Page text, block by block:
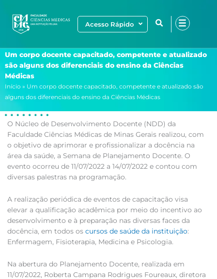
para
Acesso Rápido
Um corpo docente capacitado, competente e atualizado
são alguns dos diferenciais do ensino da Ciências
Médicas
Início » Um corpo docente capacitado, competente e atualizado são
alguns dos diferenciais do ensino da Ciências Médicas
O Núcleo de Desenvolvimento Docente (NDD) da
Faculdade Ciências Médicas de Minas Gerais realizou, com
o objetivo de aprimorar e profissionalizar a docência na
área da saúde, a Semana de Planejamento Docente. O
evento ocorreu de 11/07/2022 a 14/07/2022 e contou com
diversas palestras na programação.
A realização periódica de eventos de capacitação visa
elevar a qualificação acadêmica por meio do incentivo ao
desenvolvimento e à preparação nas diversas faces da
docência, em todos os cursos de saúde da instituição:
Enfermagem, Fisioterapia, Medicina e Psicologia.
Na abertura do Planejamento Docente, realizada em
11/07/2022, Roberta Campana Rodrigues Foureaux, diretora